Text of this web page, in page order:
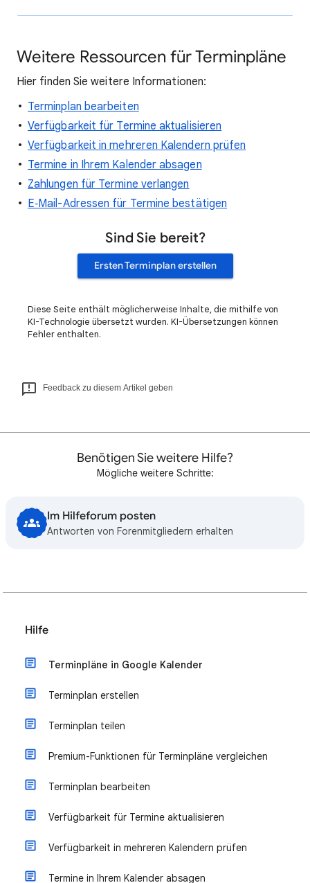
Weitere Ressourcen für Terminpläne
Hier finden Sie weitere Informationen:
Terminplan bearbeiten
Verfügbarkeit für Termine aktualisieren
Verfügbarkeit in mehreren Kalendern prüfen
Termine in Ihrem Kalender absagen
Zahlungen für Termine verlangen
E‑Mail-Adressen für Termine bestätigen
Sind Sie bereit?
Ersten Terminplan erstellen
Diese Seite enthält möglicherweise Inhalte, die mithilfe von
KI-Technologie übersetzt wurden. KI-Übersetzungen können
Fehler enthalten.
Feedback zu diesem Artikel geben
Benötigen Sie weitere Hilfe?
Mögliche weitere Schritte:
Im Hilfeforum posten
Antworten von Forenmitgliedern erhalten
Hilfe
Terminpläne in Google Kalender
Terminplan erstellen
Terminplan teilen
Premium-Funktionen für Terminpläne vergleichen
Terminplan bearbeiten
Verfügbarkeit für Termine aktualisieren
Verfügbarkeit in mehreren Kalendern prüfen
Termine in Ihrem Kalender absagen